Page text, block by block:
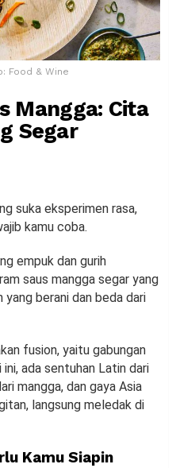
Food & Wine
Mangga: Cita
Segar
suka eksperimen rasa,
kamu coba.
empuk dan gurih
saus mangga segar yang
yang berani dan beda dari
fusion, yaitu gabungan
ada sentuhan Latin dari
mangga, dan gaya Asia
langsung meledak di
Kamu Siapin